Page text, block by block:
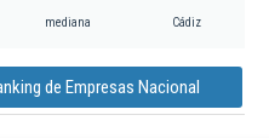
mediana Cádiz
de Empresas Nacional